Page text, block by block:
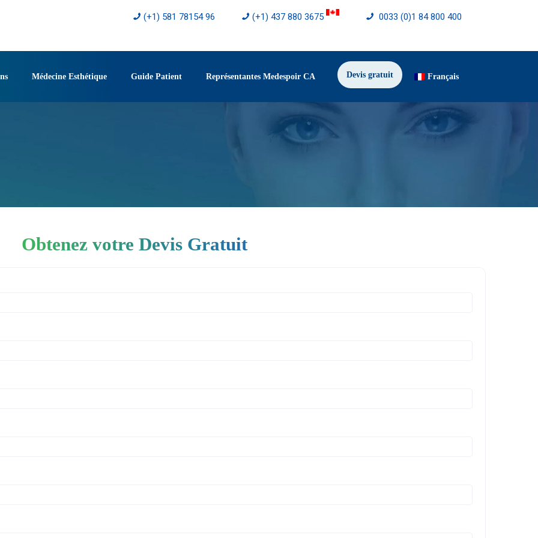
(+1) 581 78154 96 (+1) 437 880 3675 0033 (0)1 84 800 400
Médecine Esthétique Guide Patient Représentantes Medespoir CA Devis gratuit Français
Obtenez votre Devis Gratuit